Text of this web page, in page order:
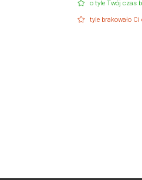
o tyle Twój czas
tyle brakowało